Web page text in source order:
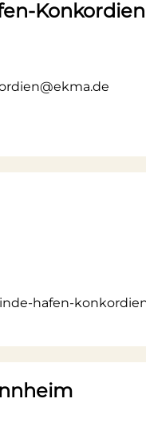
hafen-